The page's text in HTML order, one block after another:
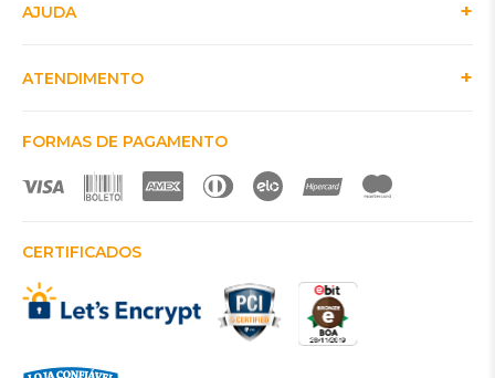
AJUDA
ATENDIMENTO
FORMAS DE PAGAMENTO
CERTIFICADOS